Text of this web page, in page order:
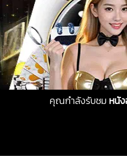
คุณกำลังรับชมหนั